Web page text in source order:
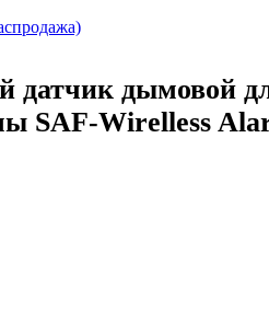
датчик дымовой
SAF-Wirelless